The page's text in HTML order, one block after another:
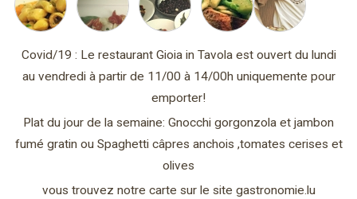
Covid/19 : Le restaurant Gioia in Tavola est ouvert du lundi
au vendredi à partir de 11/00 à 14/00h uniquemente pour
emporter!
Plat du jour de la semaine: Gnocchi gorgonzola et jambon
fumé gratin ou Spaghetti câpres anchois ,tomates cerises et
olives
vous trouvez notre carte sur le site gastronomie.lu